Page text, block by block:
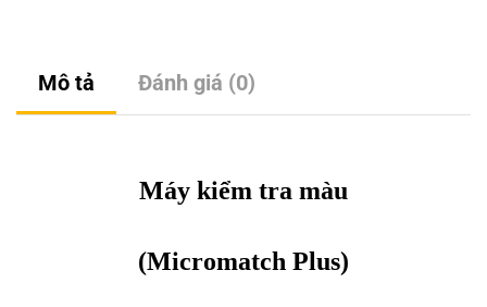
Mô tả Đánh giá (0)
Máy kiểm tra màu
(Micromatch Plus)